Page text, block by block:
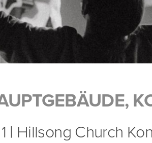
| Hillsong Church